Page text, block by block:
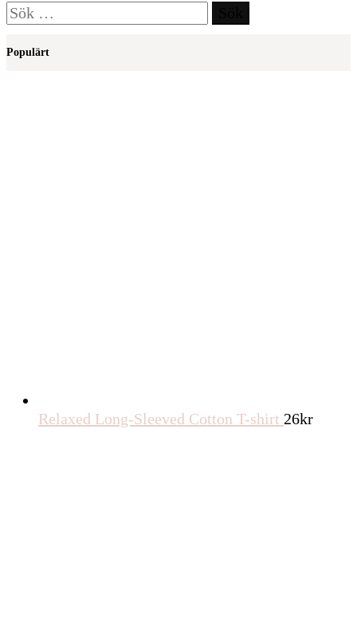
Sök
efter:
Populärt
Relaxed Long-Sleeved Cotton T-shirt 26kr